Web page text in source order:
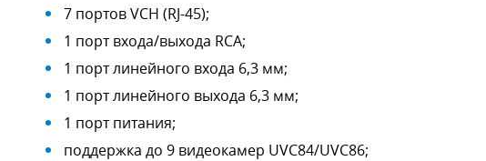
7 портов VCH (RJ-45);
1 порт входа/выхода RCA;
1 порт линейного входа 6,3 мм;
1 порт линейного выхода 6,3 мм;
1 порт питания;
поддержка до 9 видеокамер UVC84/UVC86;